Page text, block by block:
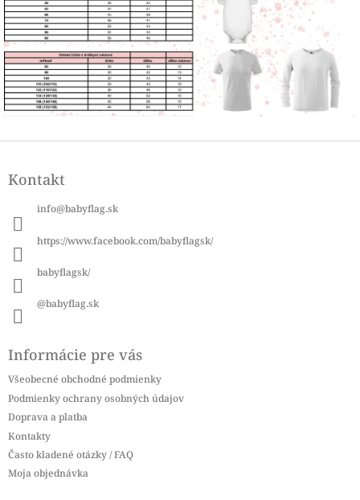
pKontakt
info@babyflag.sk
https://www.facebook.com/babyflagsk/
babyflagsk/
@babyflag.sk
Informácie pre vás
Všeobecné obchodné podmienky
Podmienky ochrany osobných údajov
Doprava a platba
Kontakty
Často kladené otázky / FAQ
Moja objednávka